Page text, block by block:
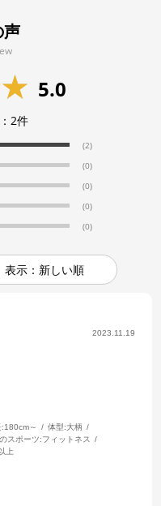
声
5.0
2件
(2)
(0)
(0)
(0)
(0)
表示：新しい順
2023.11.19
:180cm～ 体型:大柄
スポーツ:フィットネス
上